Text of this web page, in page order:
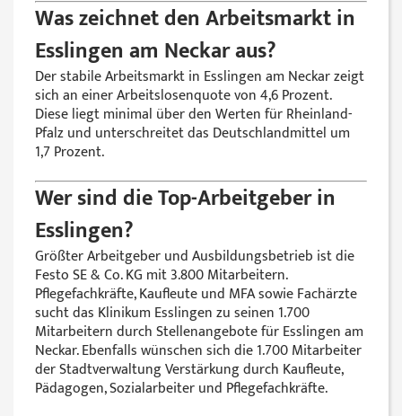
Was zeichnet den Arbeitsmarkt in
Esslingen am Neckar aus?
Der stabile Arbeitsmarkt in Esslingen am Neckar zeigt
sich an einer Arbeitslosenquote von 4,6 Prozent.
Diese liegt minimal über den Werten für Rheinland-
Pfalz und unterschreitet das Deutschlandmittel um
1,7 Prozent.
Wer sind die Top-Arbeitgeber in
Esslingen?
Größter Arbeitgeber und Ausbildungsbetrieb ist die
Festo SE & Co. KG mit 3.800 Mitarbeitern.
Pflegefachkräfte, Kaufleute und MFA sowie Fachärzte
sucht das Klinikum Esslingen zu seinen 1.700
Mitarbeitern durch Stellenangebote für Esslingen am
Neckar. Ebenfalls wünschen sich die 1.700 Mitarbeiter
der Stadtverwaltung Verstärkung durch Kaufleute,
Pädagogen, Sozialarbeiter und Pflegefachkräfte.